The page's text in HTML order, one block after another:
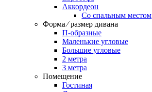
Аккордеон
Со спальным местом
Форма ⁄ размер дивана
П-образные
Маленькие угловые
Большие угловые
2 метра
3 метра
Помещение
Гостиная